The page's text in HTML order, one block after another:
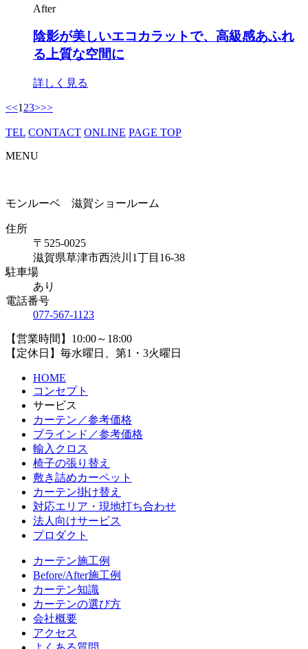
After
陰影が美しいエコカラットで、高級感あふれ
る上質な空間に
詳しく見る
<<1 23>>>
TEL CONTACT ONLINE PAGE TOP
MENU
モンルーベ 滋賀ショールーム
住所
〒525-0025
滋賀県草津市西渋川1丁目16-38
駐車場
あり
電話番号
077-567-1123
【営業時間】10:00～18:00
【定休日】毎水曜日、第1・3火曜日
HOME
コンセプト
サービス
カーテン／参考価格
ブラインド／参考価格
輸入クロス
椅子の張り替え
敷き詰めカーペット
カーテン掛け替え
対応エリア・現地打ち合わせ
法人向けサービス
プロダクト
カーテン施工例
Before/After施工例
カーテン知識
カーテンの選び方
会社概要
アクセス